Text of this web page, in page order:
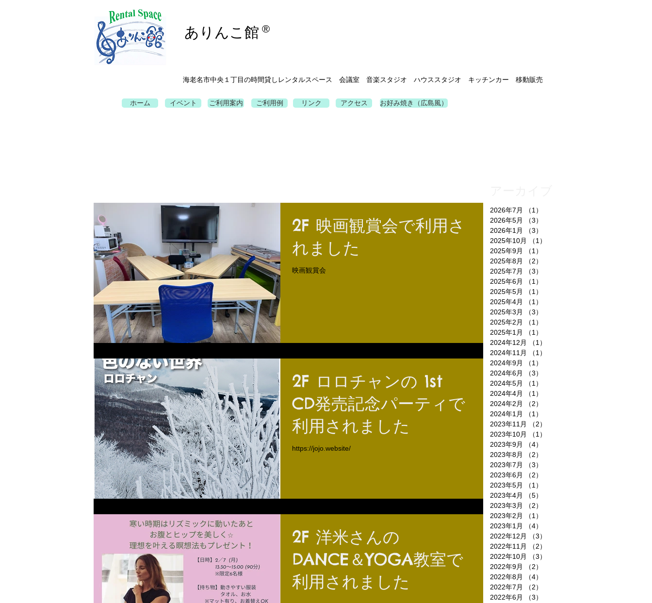
ありんこ館 ®
海老名市中央１丁目の時間貸しレンタルスペース 会議室 音楽スタジオ ハウススタジオ キッチンカー 移動販売
ホーム イベント ご利用案内 ご利用例 リンク アクセス お好み焼き（広島風）
2F 映画観賞会で利用さ
れました
映画観賞会
2F ロロチャンの 1st
CD発売記念パーティで
利用されました
https://jojo.website/
2F 洋米さんの
DANCE＆YOGA教室で
利用されました
2026年7月 （1）
2026年5月
（3）
2026年1月
（3）
2025年10月
（1）
2025年9月
（1）
2025年8月
（2）
2025年7月
（3）
2025年6月
（1）
2025年5月
（1）
2025年4月
（1）
2025年3月
（3）
2025年2月
（1）
2025年1月
（1）
2024年12月
（1）
2024年11月
（1）
2024年9月
（1）
2024年6月
（3）
2024年5月
（1）
2024年4月
（1）
2024年2月
（2）
2024年1月
（1）
2023年11月
（2）
2023年10月
（1）
2023年9月
（4）
2023年8月
（2）
2023年7月
（3）
2023年6月
（2）
2023年5月
（1）
2023年4月
（5）
2023年3月
（2）
2023年2月
（1）
2023年1月
（4）
2022年12月
（3）
2022年11月
（2）
2022年10月
（3）
2022年9月
（2）
2022年8月
（4）
2022年7月
（2）
2022年6月
（3）